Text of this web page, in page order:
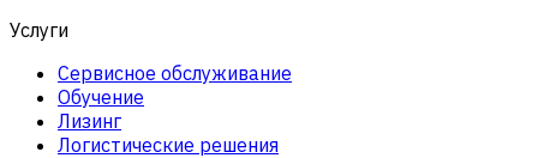
Услуги
Сервисное обслуживание
Обучение
Лизинг
Логистические решения